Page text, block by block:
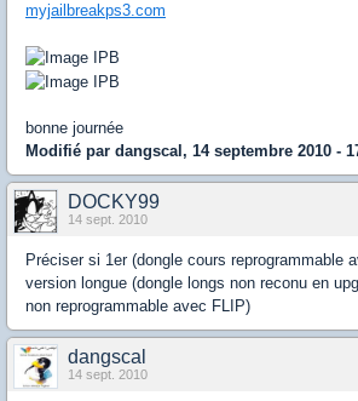
myjailbreakps3.com
bonne journée
Modifié par dangscal, 14 septembre 2010 -
DOCKY99
14 sept. 2010
Préciser si 1er (dongle cours reprogrammable
version longue (dongle longs non reconu en
non reprogrammable avec FLIP)
dangscal
14 sept. 2010